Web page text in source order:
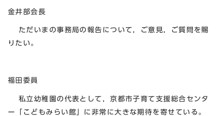
金井部会長
ただいまの事務局の報告について，ご意見，ご質問を賜
りたい。
福田委員
私立幼稚園の代表として，京都市子育て支援総合センタ
ー「こどもみらい館」に非常に大きな期待を寄せている。